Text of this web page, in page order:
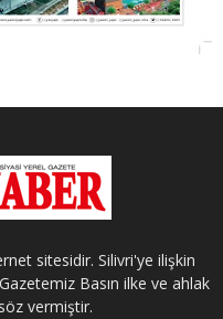
sitesidir. Silivri'ye ilişkin
Basın ilke ve ahlak
vermiştir.